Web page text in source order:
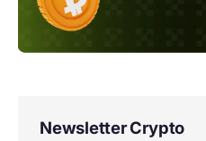
Newsletter Crypto